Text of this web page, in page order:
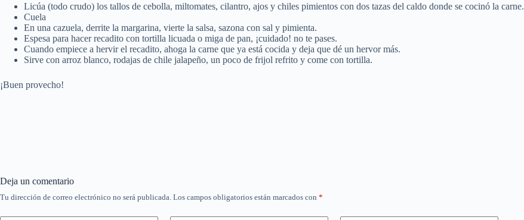
Licúa (todo crudo) los tallos de cebolla, miltomates, cilantro, ajos y chiles pimientos con dos tazas del caldo donde se cocinó la carne.
Cuela
En una cazuela, derrite la margarina, vierte la salsa, sazona con sal y pimienta.
Espesa para hacer recadito con tortilla licuada o miga de pan, ¡cuidado! no te pases.
Cuando empiece a hervir el recadito, ahoga la carne que ya está cocida y deja que dé un hervor más.
Sirve con arroz blanco, rodajas de chile jalapeño, un poco de frijol refrito y come con tortilla.
¡Buen provecho!
Deja un comentario
Tu dirección de correo electrónico no será publicada. Los campos obligatorios están marcados con *